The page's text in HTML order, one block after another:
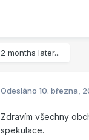
2 months later...
Odesláno 10. března,
Zdravím všechny
spekulace.